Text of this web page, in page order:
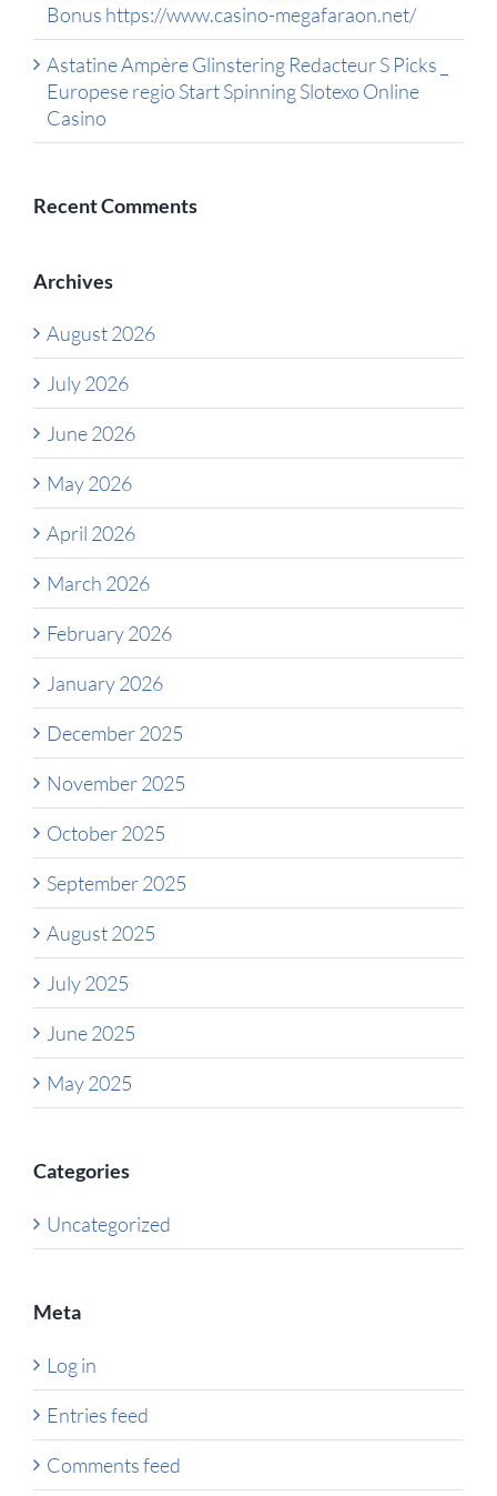
Bonus https://www.casino-megafaraon.net/
Astatine Ampère Glinstering Redacteur S Picks _
Europese regio Start Spinning Slotexo Online
Casino
Recent Comments
Archives
August 2026
July 2026
June 2026
May 2026
April 2026
March 2026
February 2026
January 2026
December 2025
November 2025
October 2025
September 2025
August 2025
July 2025
June 2025
May 2025
Categories
Uncategorized
Meta
Log in
Entries feed
Comments feed